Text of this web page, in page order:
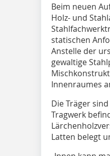
Beim neuen
Holz- und
statischen
Anstelle der
gewaltige
Innenraumes
Die Träger
Tragwerk
Latten belegt